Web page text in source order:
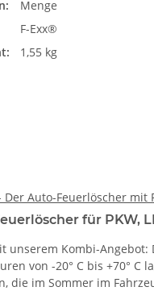
Menge
F-Exx®
1,55 kg
Der Auto-Feuerlöscher mit
für PKW,
unserem Kombi-
von -20° C bis +70° C
die im Sommer im